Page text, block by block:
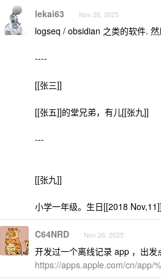
lekai63 Nov 26, 2025
logseq / obsidian 之类的软件.
----
[[张三]]
[[张五]]的堂兄弟，有儿[[张九]]
---
[[张九]]
小学一年级。生日[[2018 Nov,11]]
C64NRD Nov 26, 2025
开发过一个离线记录 app ，出
https://apps.apple.com/cn/app/